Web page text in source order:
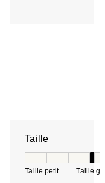
Taille
Taille petit Taille